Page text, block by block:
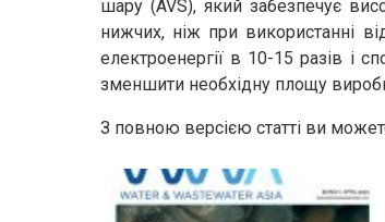
шару (AVS), який забезпечує
нижчих, ніж при використанні
електроенергії в 10-15 разів і
зменшити необхідну площу
З повною версією статті ви